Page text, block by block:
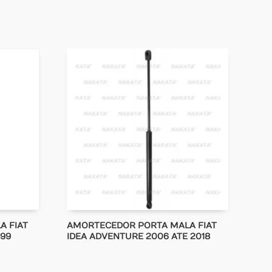
FIAT
AMORTECEDOR PORTA MALA FIAT
IDEA ADVENTURE 2006 ATE 2018